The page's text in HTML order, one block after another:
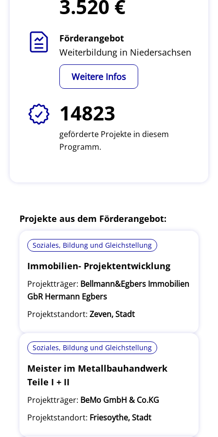
3.520
Förderangebot
Weiterbildung in Niedersachsen
Weitere Infos
14823
geförderte Projekte in diesem
Programm.
Projekte aus dem Förderangebot:
Soziales, Bildung und Gleichstellung
Immobilien- Projektentwicklung
Projektträger: Bellmann&Egbers Immobilien
GbR Hermann Egbers
Projektstandort: Zeven, Stadt
Soziales, Bildung und Gleichstellung
Meister im Metallbauhandwerk
Teile I + II
Projektträger: BeMo GmbH & Co.KG
Projektstandort: Friesoythe, Stadt